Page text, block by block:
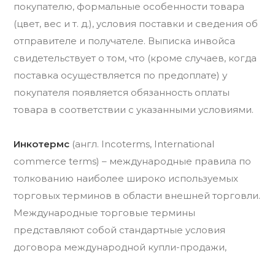
покупателю, формальные особенности товара
(цвет, вес и т. д.), условия поставки и сведения об
отправителе и получателе. Выписка инвойса
свидетельствует о том, что (кроме случаев, когда
поставка осуществляется по предоплате) у
покупателя появляется обязанность оплаты
товара в соответствии с указанными условиями.
Инкотермс (англ. Incoterms, International
commerce terms) – международные правила по
толкованию наиболее широко используемых
торговых терминов в области внешней торговли.
Международные торговые термины
представляют собой стандартные условия
договора международной купли-продажи,